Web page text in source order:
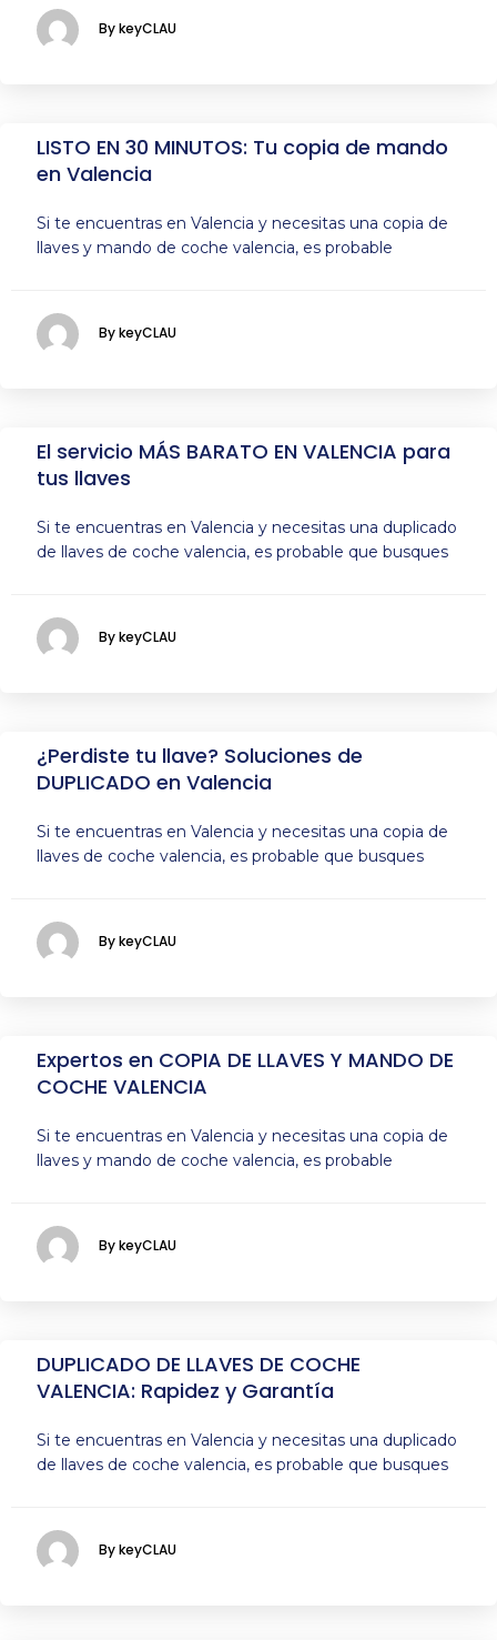
By keyCLAU
LISTO EN 30 MINUTOS: Tu copia de mando
en Valencia
Si te encuentras en Valencia y necesitas una copia de
llaves y mando de coche valencia, es probable
By keyCLAU
El servicio MÁS BARATO EN VALENCIA para
tus llaves
Si te encuentras en Valencia y necesitas una duplicado
de llaves de coche valencia, es probable que busques
By keyCLAU
¿Perdiste tu llave? Soluciones de
DUPLICADO en Valencia
Si te encuentras en Valencia y necesitas una copia de
llaves de coche valencia, es probable que busques
By keyCLAU
Expertos en COPIA DE LLAVES Y MANDO DE
COCHE VALENCIA
Si te encuentras en Valencia y necesitas una copia de
llaves y mando de coche valencia, es probable
By keyCLAU
DUPLICADO DE LLAVES DE COCHE
VALENCIA: Rapidez y Garantía
Si te encuentras en Valencia y necesitas una duplicado
de llaves de coche valencia, es probable que busques
By keyCLAU